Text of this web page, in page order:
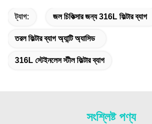
ট্যাগ: জল চিকিত্সার জন্য 316L ফিল্টার ব্যাগ
তরল ফিল্টার ব্যাগ অ্যান্টি অ্যাসিড
316L স্টেইনলেস স্টীল ফিল্টার ব্যাগ
সংশ্লিষ্ট পণ্য